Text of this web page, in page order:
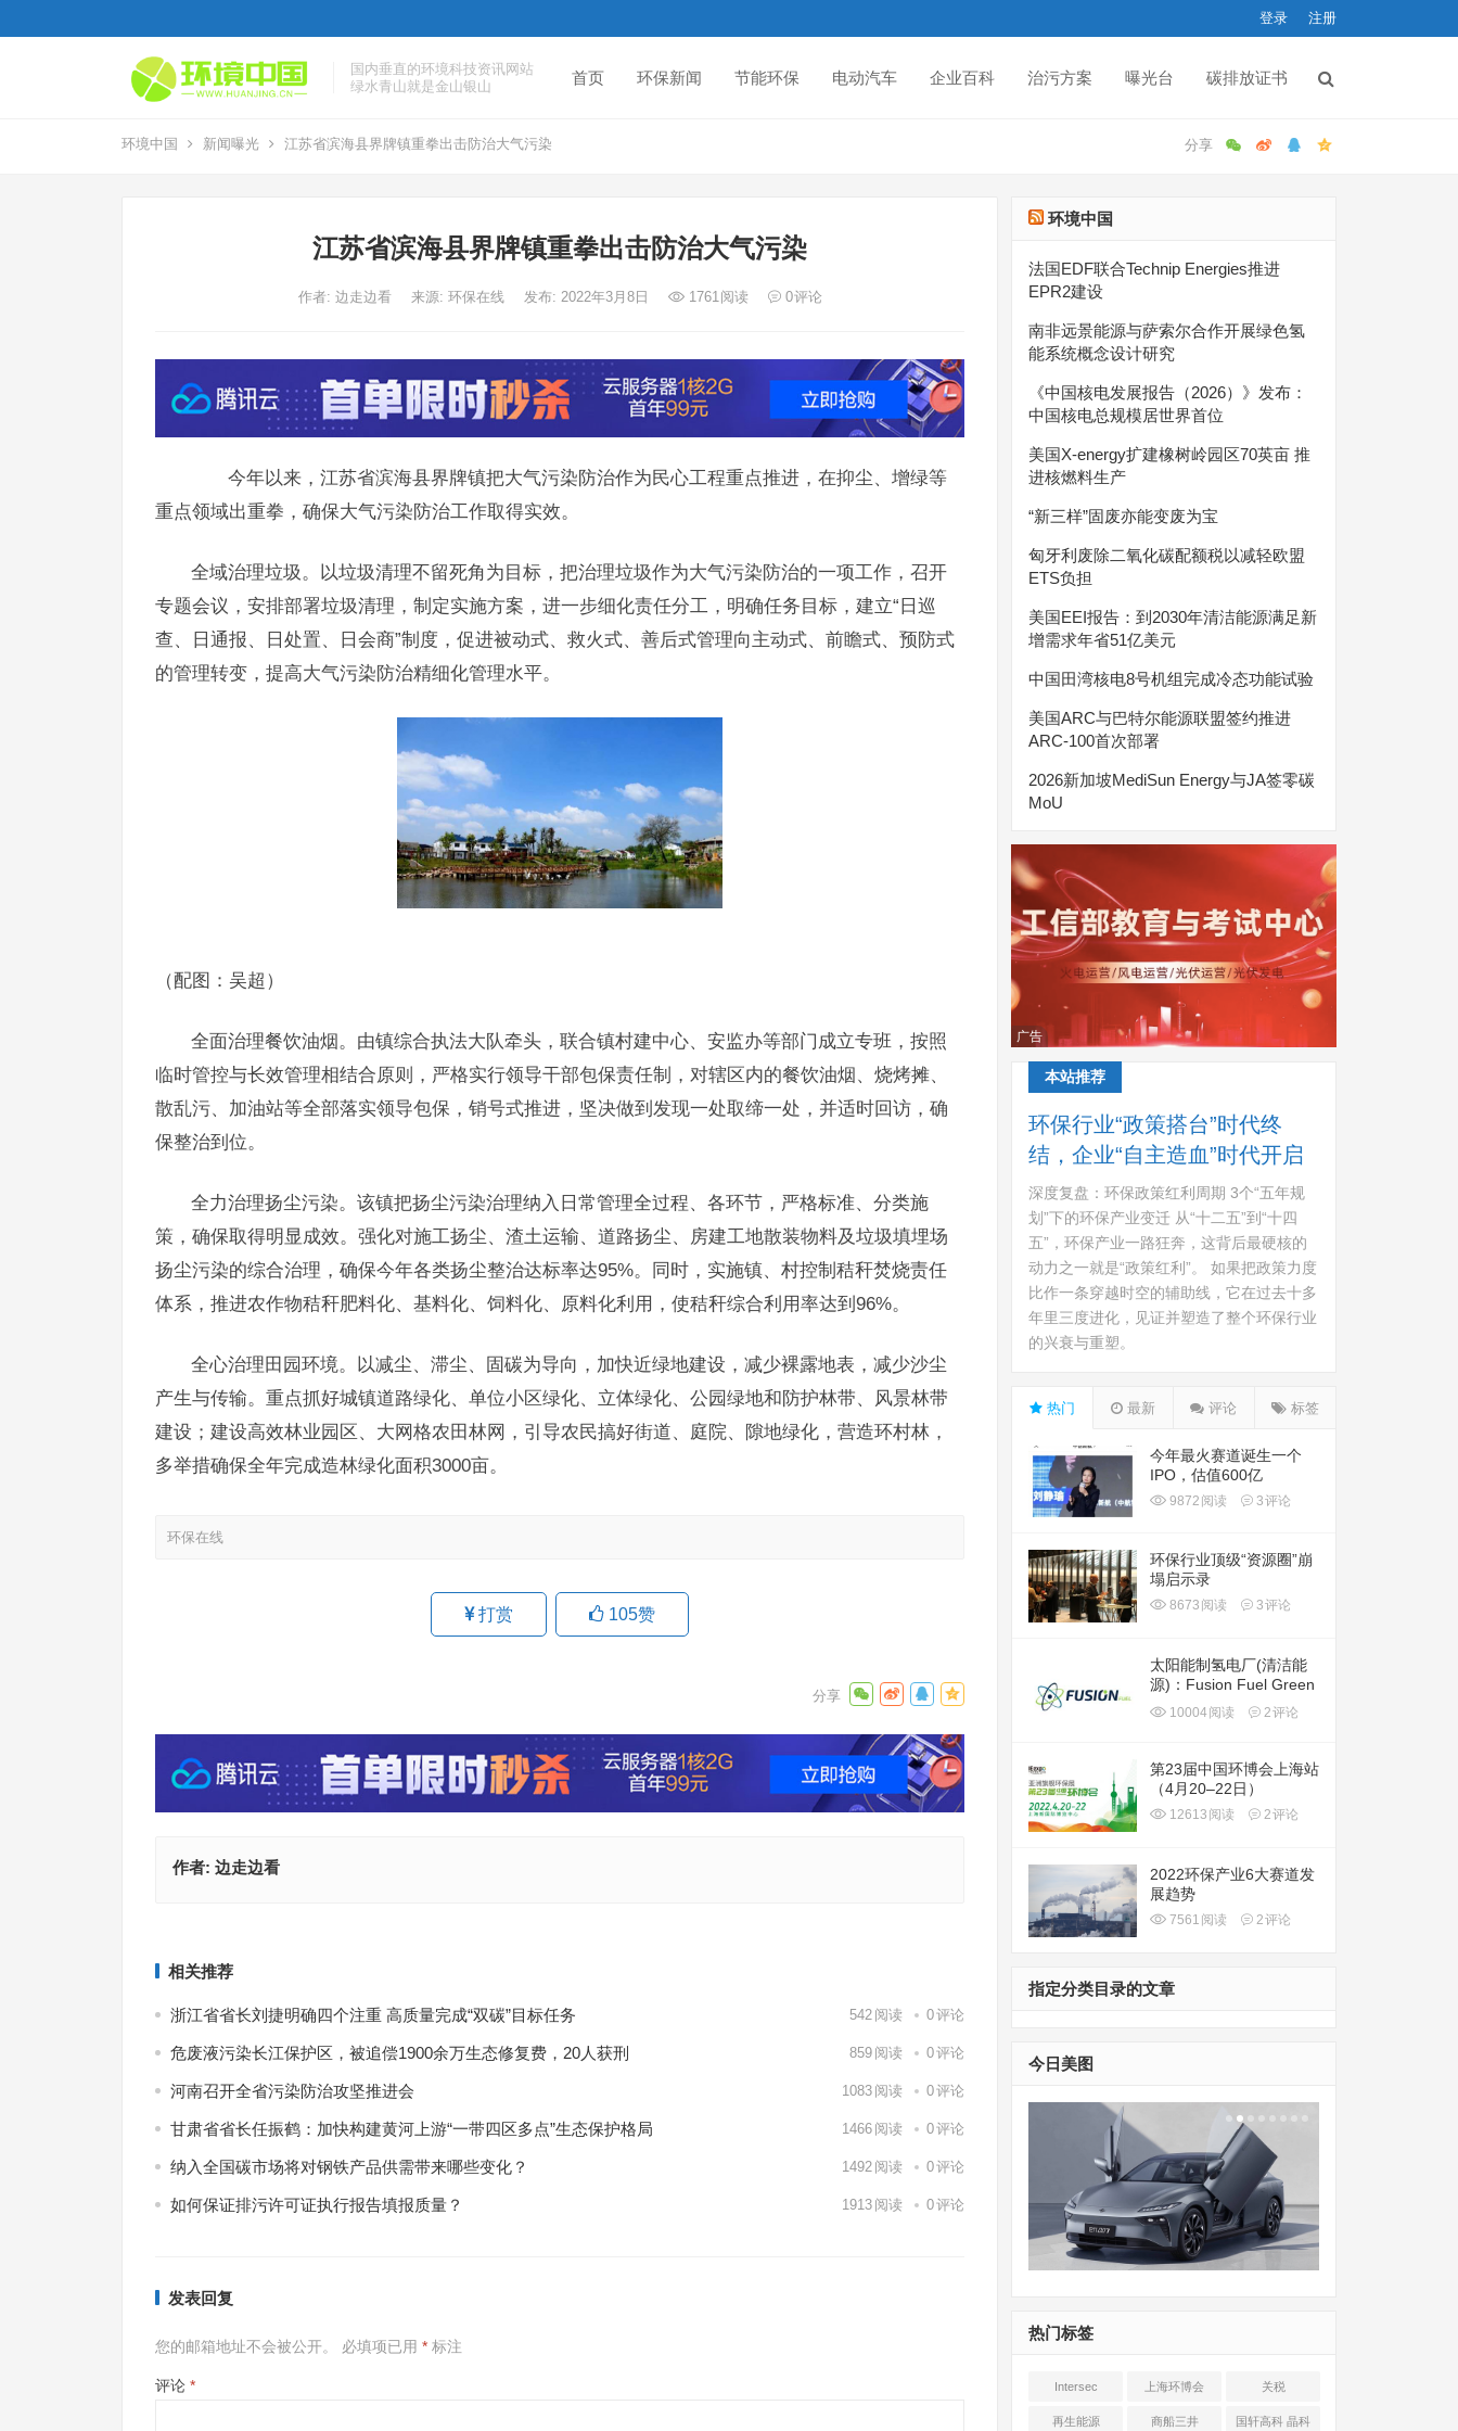
登录 注册
国内垂直的环境科技资讯网站
绿水青山就是金山银山
首页 环保新闻 节能环保 电动汽车 企业百科 治污方案 曝光台 碳排放证书
环境中国 新闻曝光 江苏省滨海县界牌镇重拳出击防治大气污染
江苏省滨海县界牌镇重拳出击防治大气污染
作者: 边走边看 来源: 环保在线 发布: 2022年3月8日 1761阅读 0评论
今年以来，江苏省滨海县界牌镇把大气污染防治作为民心工程重点推进，在抑尘、增绿等
重点领域出重拳，确保大气污染防治工作取得实效。
全域治理垃圾。以垃圾清理不留死角为目标，把治理垃圾作为大气污染防治的一项工作，召开
专题会议，安排部署垃圾清理，制定实施方案，进一步细化责任分工，明确任务目标，建立“日巡
查、日通报、日处置、日会商”制度，促进被动式、救火式、善后式管理向主动式、前瞻式、预防式
的管理转变，提高大气污染防治精细化管理水平。
（配图：吴超）
全面治理餐饮油烟。由镇综合执法大队牵头，联合镇村建中心、安监办等部门成立专班，按照
临时管控与长效管理相结合原则，严格实行领导干部包保责任制，对辖区内的餐饮油烟、烧烤摊、
散乱污、加油站等全部落实领导包保，销号式推进，坚决做到发现一处取缔一处，并适时回访，确
保整治到位。
全力治理扬尘污染。该镇把扬尘污染治理纳入日常管理全过程、各环节，严格标准、分类施
策，确保取得明显成效。强化对施工扬尘、渣土运输、道路扬尘、房建工地散装物料及垃圾填埋场
扬尘污染的综合治理，确保今年各类扬尘整治达标率达95%。同时，实施镇、村控制秸秆焚烧责任
体系，推进农作物秸秆肥料化、基料化、饲料化、原料化利用，使秸秆综合利用率达到96%。
全心治理田园环境。以减尘、滞尘、固碳为导向，加快近绿地建设，减少裸露地表，减少沙尘
产生与传输。重点抓好城镇道路绿化、单位小区绿化、立体绿化、公园绿地和防护林带、风景林带
建设；建设高效林业园区、大网格农田林网，引导农民搞好街道、庭院、隙地绿化，营造环村林，
多举措确保全年完成造林绿化面积3000亩。
环保在线
打赏 105赞
作者: 边走边看
相关推荐
浙江省省长刘捷明确四个注重 高质量完成“双碳”目标任务 542 阅读 0评论
危废液污染长江保护区，被追偿1900余万生态修复费，20人获刑 859 阅读 0评论
河南召开全省污染防治攻坚推进会 1083 阅读 0评论
甘肃省省长任振鹤：加快构建黄河上游“一带四区多点”生态保护格局 1466 阅读 0评论
纳入全国碳市场将对钢铁产品供需带来哪些变化？ 1492 阅读 0评论
如何保证排污许可证执行报告填报质量？ 1913 阅读 0评论
发表回复
您的邮箱地址不会被公开。 必填项已用 * 标注
评论 *
环境中国
法国EDF联合Technip Energies推进
EPR2建设
南非远景能源与萨索尔合作开展绿色氢
能系统概念设计研究
《中国核电发展报告（2026）》发布：
中国核电总规模居世界首位
美国X-energy扩建橡树岭园区70英亩 推
进核燃料生产
“新三样”固废亦能变废为宝
匈牙利废除二氧化碳配额税以减轻欧盟
ETS负担
美国EEI报告：到2030年清洁能源满足新
增需求年省51亿美元
中国田湾核电8号机组完成冷态功能试验
美国ARC与巴特尔能源联盟签约推进
ARC-100首次部署
2026新加坡MediSun Energy与JA签零碳
MoU
广告
本站推荐
环保行业“政策搭台”时代终
结，企业“自主造血”时代开启
深度复盘：环保政策红利周期 3个“五年规
划”下的环保产业变迁 从“十二五”到“十四
五”，环保产业一路狂奔，这背后最硬核的
动力之一就是“政策红利”。 如果把政策力度
比作一条穿越时空的辅助线，它在过去十多
年里三度进化，见证并塑造了整个环保行业
的兴衰与重塑。
热门 最新 评论 标签
今年最火赛道诞生一个
IPO，估值600亿
9872 阅读 3评论
环保行业顶级“资源圈”崩
塌启示录
8673 阅读 3评论
太阳能制氢电厂(清洁能
源)：Fusion Fuel Green
plc(HTOO)
10004 阅读 2评论
第23届中国环博会上海站
（4月20–22日）
12613 阅读 2评论
2022环保产业6大赛道发
展趋势
7561 阅读 2评论
指定分类目录的文章
今日美图
热门标签
Intersec
Shanghai
上海环博会 关税
再生能源 商船三井 国轩高科 晶科